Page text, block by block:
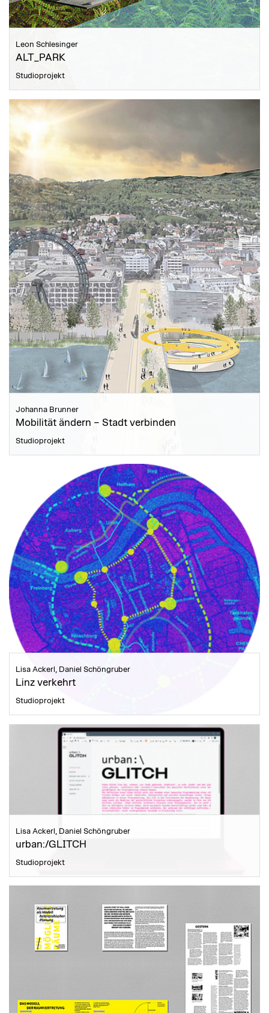
Leon Schlesinger
ALT_PARK
Studioprojekt
Johanna Brunner
Mobilität ändern – Stadt verbinden
Studioprojekt
Lisa Ackerl, Daniel Schöngruber
Linz verkehrt
Studioprojekt
Lisa Ackerl, Daniel Schöngruber
urban:/GLITCH
Studioprojekt